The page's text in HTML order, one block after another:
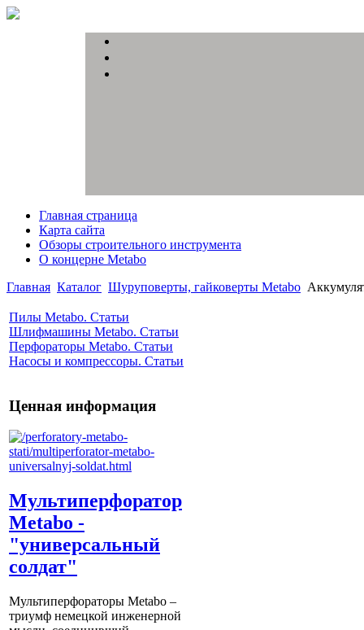
Главная страница
Карта сайта
Обзоры строительного инструмента
О концерне Metabo
Главная Каталог Шуруповерты, гайковерты Metabo
Пилы Metabo. Статьи
Шлифмашины Metabo. Статьи
Перфораторы Metabo. Статьи
Насосы и компрессоры. Статьи
Ценная информация
Мультиперфоратор
Metabo -
"универсальный
солдат"
Мультиперфораторы Metabo –
триумф немецкой инженерной